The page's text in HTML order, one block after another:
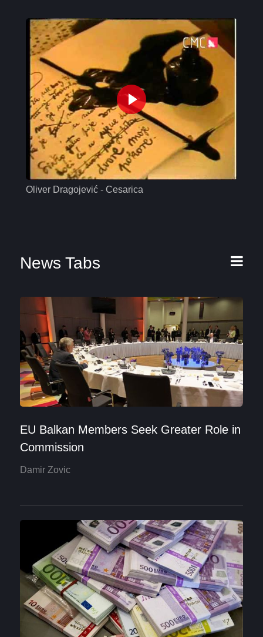
Oliver Dragojević - Cesarica
News Tabs
EU Balkan Members Seek Greater Role in
Commission
Damir Zovic